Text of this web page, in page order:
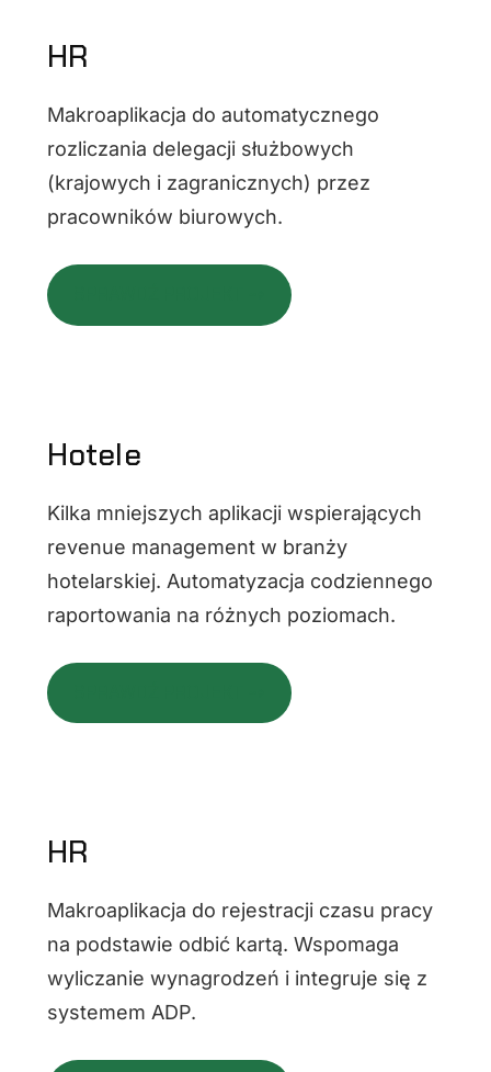
HR
Makroaplikacja do automatycznego
rozliczania delegacji służbowych
(krajowych i zagranicznych) przez
pracowników biurowych.
Hotele
Kilka mniejszych aplikacji wspierających
revenue management w branży
hotelarskiej. Automatyzacja codziennego
raportowania na różnych poziomach.
HR
Makroaplikacja do rejestracji czasu pracy
na podstawie odbić kartą. Wspomaga
wyliczanie wynagrodzeń i integruje się z
systemem ADP.